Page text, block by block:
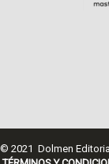
© 2021 Dolmen